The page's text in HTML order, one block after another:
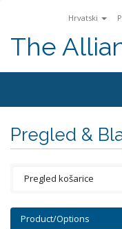
Hrvatski
The
Pregled &
Product/Options